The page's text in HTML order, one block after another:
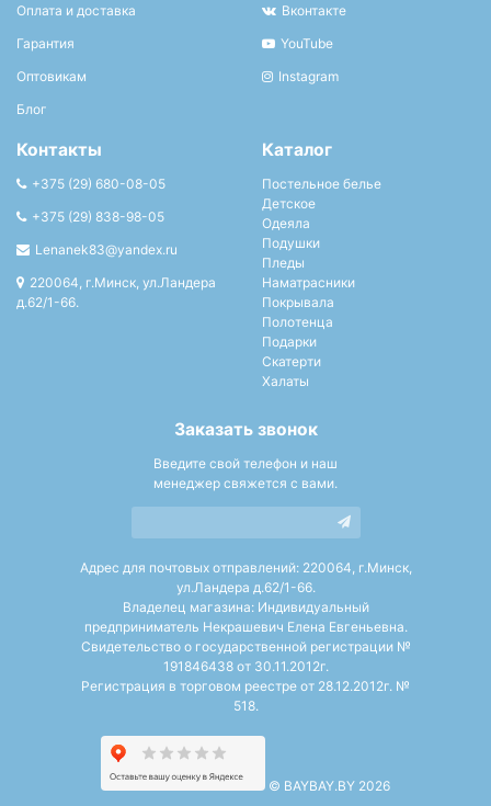
Оплата и доставка
Гарантия
Оптовикам
Блог
Вконтакте
YouTube
Instagram
Контакты
+375 (29) 680-08-05
+375 (29) 838-98-05
Lenanek83@yandex.ru
220064, г.Минск, ул.Ландера
д.62/1-66.
Каталог
Постельное белье
Детское
Одеяла
Подушки
Пледы
Наматрасники
Покрывала
Полотенца
Подарки
Скатерти
Халаты
Заказать звонок
Введите свой телефон и наш
менеджер свяжется с вами.
Адрес для почтовых отправлений: 220064, г.Минск,
ул.Ландера д.62/1-66.
Владелец магазина: Индивидуальный
предприниматель Некрашевич Елена Евгеньевна.
Свидетельство о государственной регистрации №
191846438 от 30.11.2012г.
Регистрация в торговом реестре от 28.12.2012г. №
518.
© BAYBAY.BY 2026